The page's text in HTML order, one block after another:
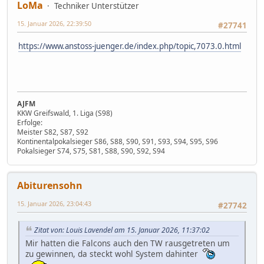
LoMa
Techniker Unterstützer
#27741
15. Januar 2026, 22:39:50
https://www.anstoss-juenger.de/index.php/topic,7073.0.html
AJFM
KKW Greifswald, 1. Liga (S98)
Erfolge:
Meister S82, S87, S92
Kontinentalpokalsieger S86, S88, S90, S91, S93, S94, S95, S96
Pokalsieger S74, S75, S81, S88, S90, S92, S94
Abiturensohn
#27742
15. Januar 2026, 23:04:43
Zitat von: Louis Lavendel am 15. Januar 2026, 11:37:02
Mir hatten die Falcons auch den TW rausgetreten um
zu gewinnen, da steckt wohl System dahinter